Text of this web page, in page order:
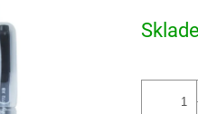
cena: